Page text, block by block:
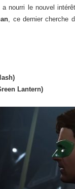
nourri le nouvel
, ce dernier cherche
Lantern)